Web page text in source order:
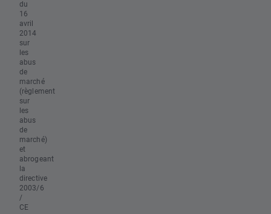
du
16
avril
2014
sur
les
abus
de
marché
(règlement
sur
les
abus
de
marché)
et
abrogeant
la
directive
2003/6
/
CE